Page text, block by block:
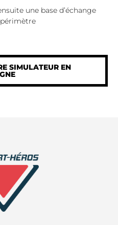
une base d’échange
SIMULATEUR EN